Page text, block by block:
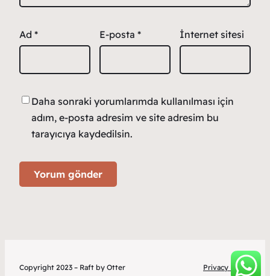
Ad * E-posta * İnternet sitesi
Daha sonraki yorumlarımda kullanılması için
adım, e-posta adresim ve site adresim bu
tarayıcıya kaydedilsin.
Copyright 2023 – Raft by Otter Privacy Policy